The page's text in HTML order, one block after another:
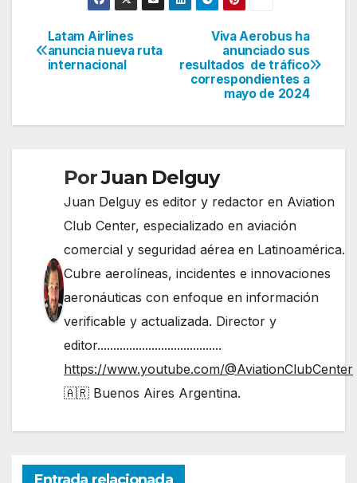
Navegación
de
Viva Aerobus ha
anunciado sus
resultados de tráfico
correspondientes a
mayo de 2024
Latam Airlines
anuncia nueva ruta
internacional
PorJuan Delguy
Juan Delguy es editor y redactor en Aviation
Club Center, especializado en aviación
comercial y seguridad aérea en Latinoamérica.
Cubre aerolíneas, incidentes e innovaciones
aeronáuticas con enfoque en información
verificable y actualizada. Director y
editor.......................................
https://www.youtube.com/@AviationClubCenter
🇦🇷 Buenos Aires Argentina.